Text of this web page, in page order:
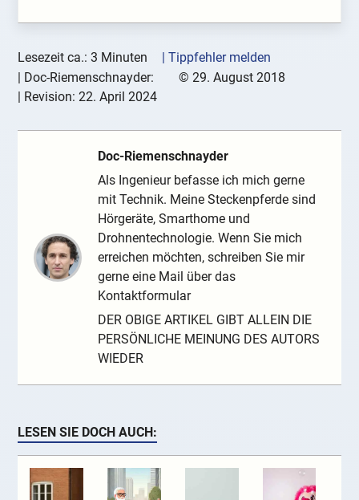
Lesezeit ca.: 3 Minuten
| Tippfehler melden
Doc-Riemenschnayder: © 29. August 2018
| Revision:22. April 2024
Doc-Riemenschnayder
Als Ingenieur befasse ich mich gerne
mit Technik. Meine Steckenpferde sind
Hörgeräte, Smarthome und
Drohnentechnologie. Wenn Sie mich
erreichen möchten, schreiben Sie mir
gerne eine Mail über das
Kontaktformular
DER OBIGE ARTIKEL GIBT ALLEIN DIE
PERSÖNLICHE MEINUNG DES AUTORS
WIEDER
LESEN SIE DOCH AUCH: